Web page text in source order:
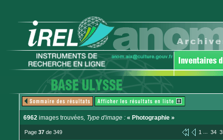
6962 images trouvées, Type d'image : « Photographie »
Page 37 de 349 1 ... 34